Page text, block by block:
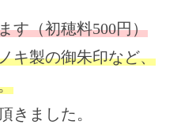
す（初穂料500円）
キ製の御朱印など、
きました。